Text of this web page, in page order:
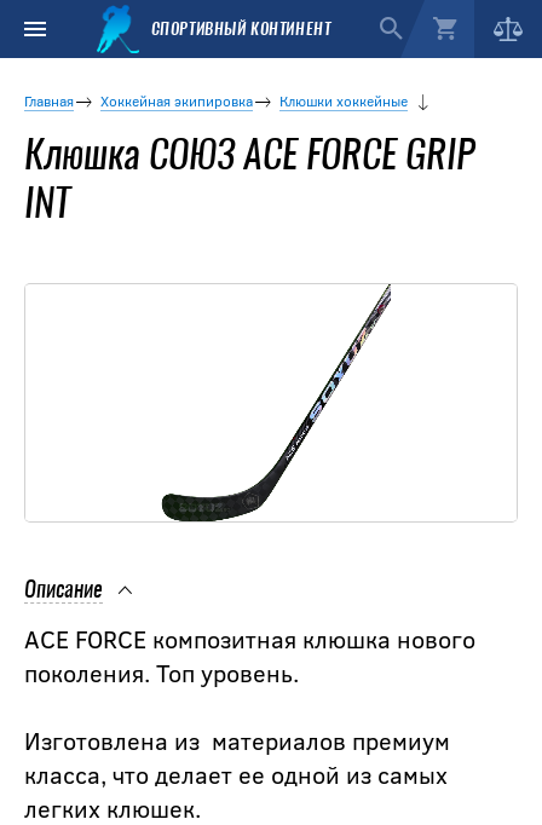
СПОРТИВНЫЙ КОНТИНЕНТ
Главная Хоккейная экипировка Клюшки хоккейные
Клюшка СОЮЗ ACE FORCE GRIP
INT
Описание
ACE FORCE композитная клюшка нового
поколения. Топ уровень.
Изготовлена из материалов премиум
класса, что делает ее одной из самых
легких клюшек.